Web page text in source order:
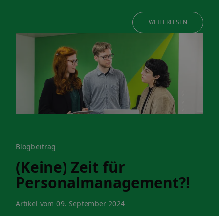
WEITERLESEN
Blogbeitrag
(Keine) Zeit für
Personalmanagement?!
Artikel vom 09. September 2024